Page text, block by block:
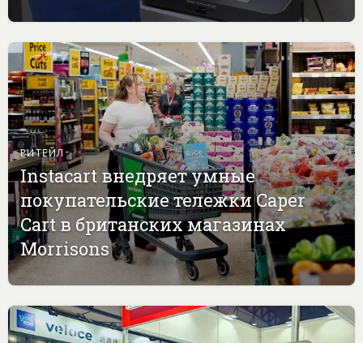
РИТЕЙЛ
Instacart внедряет умные
покупательские тележки Caper
Cart в британских магазинах
Morrisons